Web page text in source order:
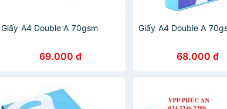
Giấy A4 Double A 70gsm
69.000 đ
Giấy A4 Double A
68.000 đ